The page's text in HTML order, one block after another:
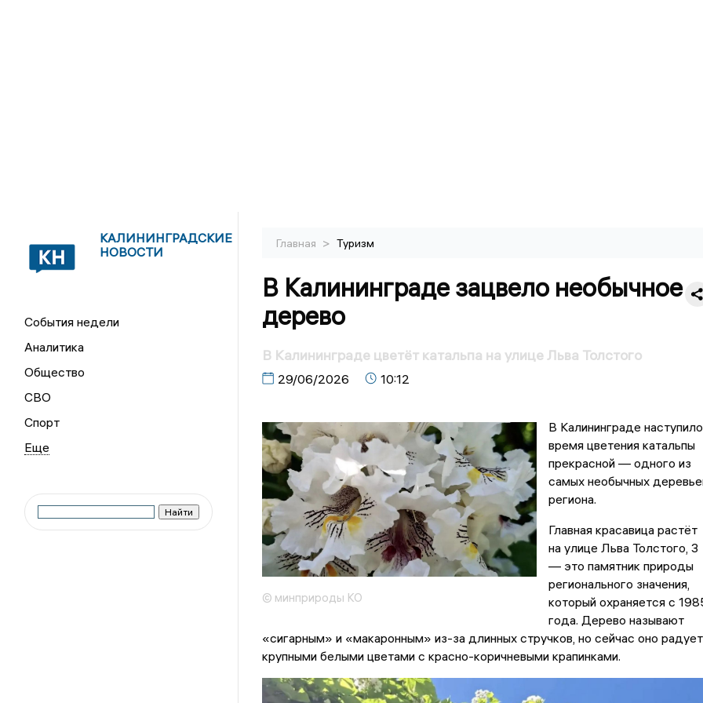
КАЛИНИНГРАДСКИЕ
НОВОСТИ
События недели
Аналитика
Общество
СВО
Спорт
Главная > Туризм
В Калининграде зацвело необычное
дерево
В Калининграде цветёт катальпа на улице Льва Толстого
29/06/2026 10:12
© минприроды КО
В Калининграде наступило
время цветения катальпы
прекрасной — одного из
самых необычных
региона.
Главная красавица растёт
на улице Льва Толстого, 3
— это памятник природы
регионального значения,
который охраняется с
года. Дерево называют
«сигарным» и «макаронным» из-за длинных стручков, но сейчас оно радует
крупными белыми цветами с красно-коричневыми крапинками.